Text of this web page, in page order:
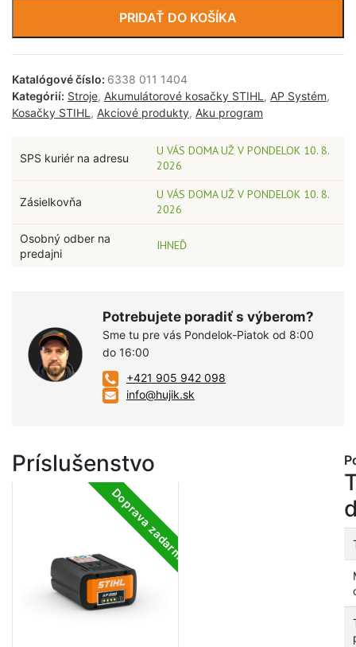
PRIDAŤ DO KOŠÍKA
Katalógové číslo: 6338 011 1404
Kategórií: Stroje, Akumulátorové kosačky STIHL , AP Systém,
Kosačky STIHL , Akciové produkty, Aku program
SPS kuriér na adresu
U VÁS DOMA UŽ V PONDELOK 10. 8.
2026
Zásielkovňa
U VÁS DOMA UŽ V PONDELOK 10. 8.
2026
Osobný odber na
predajni
IHNEĎ
Potrebujete poradiť s výberom?
Sme tu pre vás Pondelok-Piatok od 8:00
do 16:00
+421 905 942 098
info@hujik.sk
Príslušenstvo
Doprava zadarmo